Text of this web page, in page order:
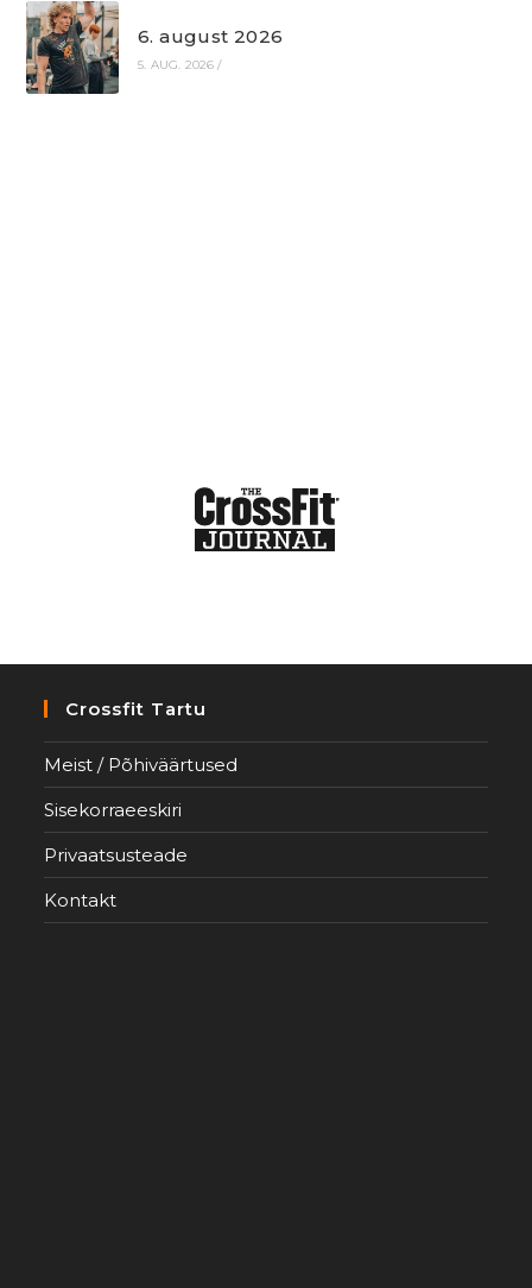
6. august 2026
5. AUG. 2026 /
Crossfit Tartu
Meist / Põhiväärtused
Sisekorraeeskiri
Privaatsusteade
Kontakt